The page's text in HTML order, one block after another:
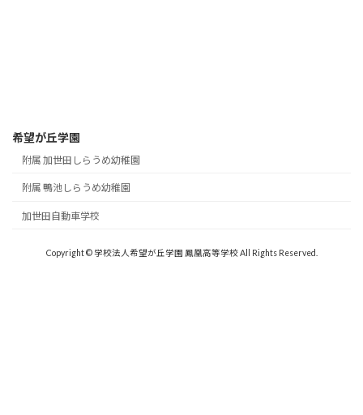
希望が丘学園
附属 加世田しらうめ幼稚園
附属 鴨池しらうめ幼稚園
加世田自動車学校
Copyright © 学校法人希望が丘学園 鳳凰高等学校 All Rights Reserved.